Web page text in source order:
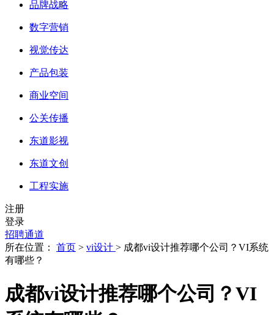
品牌战略
数字营销
视觉传达
产品包装
商业空间
公关传播
东道影视
东道文创
工程实施
注册
登录
招聘通道
所在位置： 首页 > vi设计 > 成都vi设计推荐哪个公司？VI系统
有哪些？
成都vi设计推荐哪个公司？VI